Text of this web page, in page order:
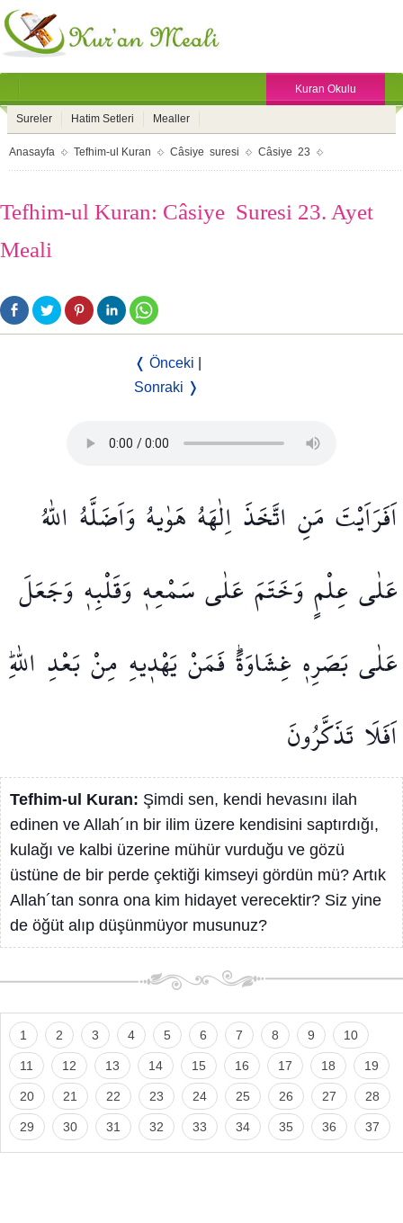
Kuran Okulu
Sureler Hatim Setleri Mealler
Anasayfa Tefhim-ul Kuran Câsiye suresi Câsiye 23
Tefhim-ul Kuran: Câsiye Suresi 23. Ayet
Meali
❬ Önceki
Sonraki ❭
اَفَرَاَيْتَ مَنِ اتَّخَذَ اِلٰهَهُ هَوٰيهُ وَاَضَلَّهُ اللّٰهُ
عَلٰى عِلْمٍوَخَتَمَ عَلٰىسَمْعِه۪ وَقَلْبِه۪ وَجَعَلَ
عَلٰىبَصَرِه۪ غِشَاوَةًۜفَمَنْيَهْد۪يهِ مِنْبَعْدِ اللّٰهِۜ
اَفَلَا تَذَكَّرُونَ
Tefhim-ul Kuran: Şimdi sen, kendi hevasını ilah
edinen ve Allah´ın bir ilim üzere kendisini saptırdığı,
kulağı ve kalbi üzerine mühür vurduğu ve gözü
üstüne de bir perde çektiği kimseyi gördün mü? Artık
Allah´tan sonra ona kim hidayet verecektir? Siz yine
de öğüt alıp düşünmüyor musunuz?
1 2 3 4 5 6 7 8 9 10
11 12 13 14 15 16 17 18 19
20 21 22 23 24 25 26 27 28
29 30 31 32 33 34 35 36 37